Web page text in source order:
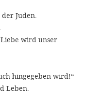
Juden.
Liebe wird unser
hingegeben wird!“
Leben.